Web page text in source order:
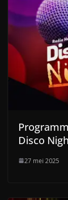
Disco
27 mei 2025